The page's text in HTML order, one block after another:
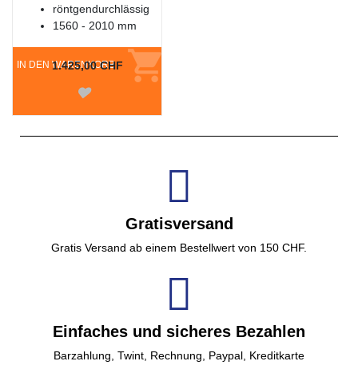
röntgendurchlässig
1560 - 2010 mm
IN DEN WARENKORB
1.425,00 CHF
Gratisversand
Gratis Versand ab einem Bestellwert von 150 CHF.
Einfaches und sicheres Bezahlen
Barzahlung, Twint, Rechnung, Paypal, Kreditkarte